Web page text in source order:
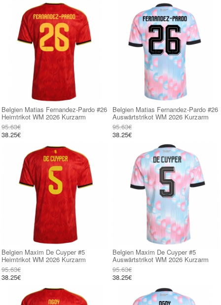
Belgien Matias Fernandez-Pardo #26
Heimtrikot WM 2026 Kurzarm
95.63€
38.25€
Belgien Matias Fernandez-Pardo #26
Auswärtstrikot WM 2026 Kurzarm
95.63€
38.25€
Belgien Maxim De Cuyper #5
Heimtrikot WM 2026 Kurzarm
95.63€
38.25€
Belgien Maxim De Cuyper #5
Auswärtstrikot WM 2026 Kurzarm
95.63€
38.25€